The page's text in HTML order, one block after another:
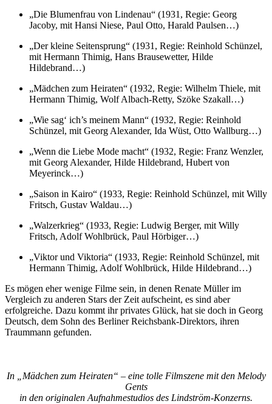
„Die Blumenfrau von Lindenau“ (1931, Regie: Georg
Jacoby, mit Hansi Niese, Paul Otto, Harald Paulsen…)
„Der kleine Seitensprung“ (1931, Regie: Reinhold Schünzel,
mit Hermann Thimig, Hans Brausewetter, Hilde
Hildebrand…)
„Mädchen zum Heiraten“ (1932, Regie: Wilhelm Thiele, mit
Hermann Thimig, Wolf Albach-Retty, Szöke Szakall…)
„Wie sag‘ ich’s meinem Mann“ (1932, Regie: Reinhold
Schünzel, mit Georg Alexander, Ida Wüst, Otto Wallburg…)
„Wenn die Liebe Mode macht“ (1932, Regie: Franz Wenzler,
mit Georg Alexander, Hilde Hildebrand, Hubert von
Meyerinck…)
„Saison in Kairo“ (1933, Regie: Reinhold Schünzel, mit Willy
Fritsch, Gustav Waldau…)
„Walzerkrieg“ (1933, Regie: Ludwig Berger, mit Willy
Fritsch, Adolf Wohlbrück, Paul Hörbiger…)
„Viktor und Viktoria“ (1933, Regie: Reinhold Schünzel, mit
Hermann Thimig, Adolf Wohlbrück, Hilde Hildebrand…)
Es mögen eher wenige Filme sein, in denen Renate Müller im
Vergleich zu anderen Stars der Zeit aufscheint, es sind aber
erfolgreiche. Dazu kommt ihr privates Glück, hat sie doch in Georg
Deutsch, dem Sohn des Berliner Reichsbank-Direktors, ihren
Traummann gefunden.
In „Mädchen zum Heiraten“ – eine tolle Filmszene mit den Melody
Gents
in den originalen Aufnahmestudios des Lindström-Konzerns.